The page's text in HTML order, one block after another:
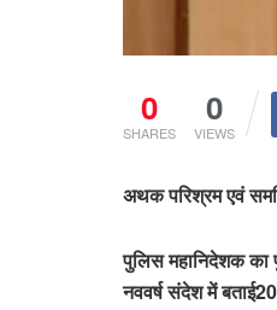
0
SHARES
0
VIEWS
अथक परिश्रम एवं
पुलिस महानिदेशक का
नववर्ष संदेश में